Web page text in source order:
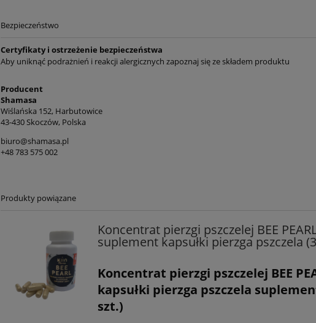
Bezpieczeństwo
Certyfikaty i ostrzeżenie bezpieczeństwa
Aby uniknąć podrażnień i reakcji alergicznych zapoznaj się ze składem produktu
Producent
Shamasa
Wiślańska 152, Harbutowice
43-430 Skoczów, Polska
biuro@shamasa.pl
+48 783 575 002
Produkty powiązane
Koncentrat pierzgi pszczelej BEE
suplement kapsułki pierzga pszczela
Koncentrat pierzgi pszczelej BEE
kapsułki pierzga pszczela
szt.)